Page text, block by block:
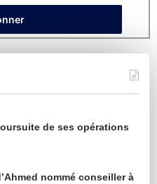
de ses opérations
nommé conseiller à